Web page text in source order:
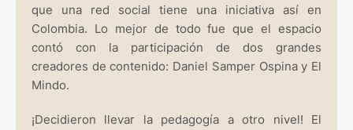
que una red social tiene una iniciativa así en
Colombia. Lo mejor de todo fue que el espacio
contó con la participación de dos grandes
creadores de contenido: Daniel Samper Ospina y El
Mindo.
¡Decidieron llevar la pedagogía a otro nivel! El